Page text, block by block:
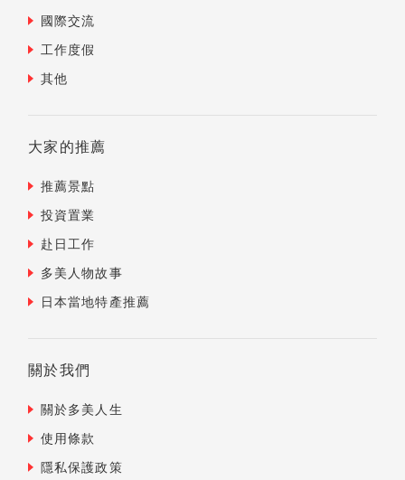
國際交流
工作度假
其他
大家的推薦
推薦景點
投資置業
赴日工作
多美人物故事
日本當地特產推薦
關於我們
關於多美人生
使用條款
隱私保護政策